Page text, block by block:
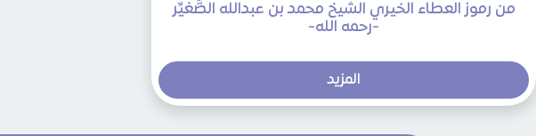
من رموز العطاء الخيري الشيخ محمد بن عبدالله الصُّغيِّر
-رحمه الله-
المزيد